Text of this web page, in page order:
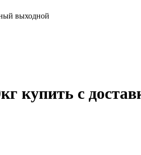
выходной
купить с